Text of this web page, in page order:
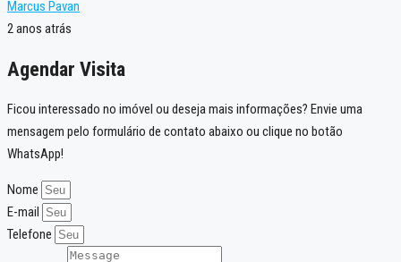
Marcus Pavan
2 anos atrás
Agendar Visita
Ficou interessado no imóvel ou deseja mais informações? Envie uma
mensagem pelo formulário de contato abaixo ou clique no botão
WhatsApp!
Nome
E-mail
Telefone